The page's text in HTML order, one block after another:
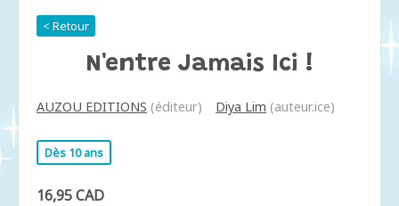
< Retour
N'entre Jamais Ici !
AUZOU EDITIONS (éditeur) Diya Lim (auteur.ice)
Dès 10 ans
16,95 CAD